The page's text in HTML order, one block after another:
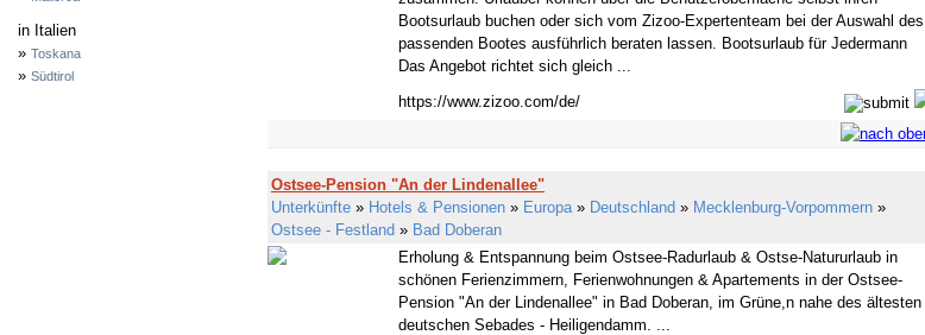
in Italien
» Toskana
» Südtirol
Bootsurlaub buchen oder sich vom Zizoo-Expertenteam bei der Auswahl des
passenden Bootes ausführlich beraten lassen. Bootsurlaub für Jedermann
Das Angebot richtet sich gleich ...
https://www.zizoo.com/de/
Ostsee-Pension "An der Lindenallee"
Unterkünfte » Hotels & Pensionen » Europa» Deutschland » Mecklenburg-Vorpommern »
Ostsee - Festland » Bad Doberan
Erholung & Entspannung beim Ostsee-Radurlaub & Ostse-Natururlaub in
schönen Ferienzimmern, Ferienwohnungen & Apartements in der Ostsee-
Pension "An der Lindenallee" in Bad Doberan, im Grüne,n nahe des ältesten
deutschen Sebades - Heiligendamm. ...